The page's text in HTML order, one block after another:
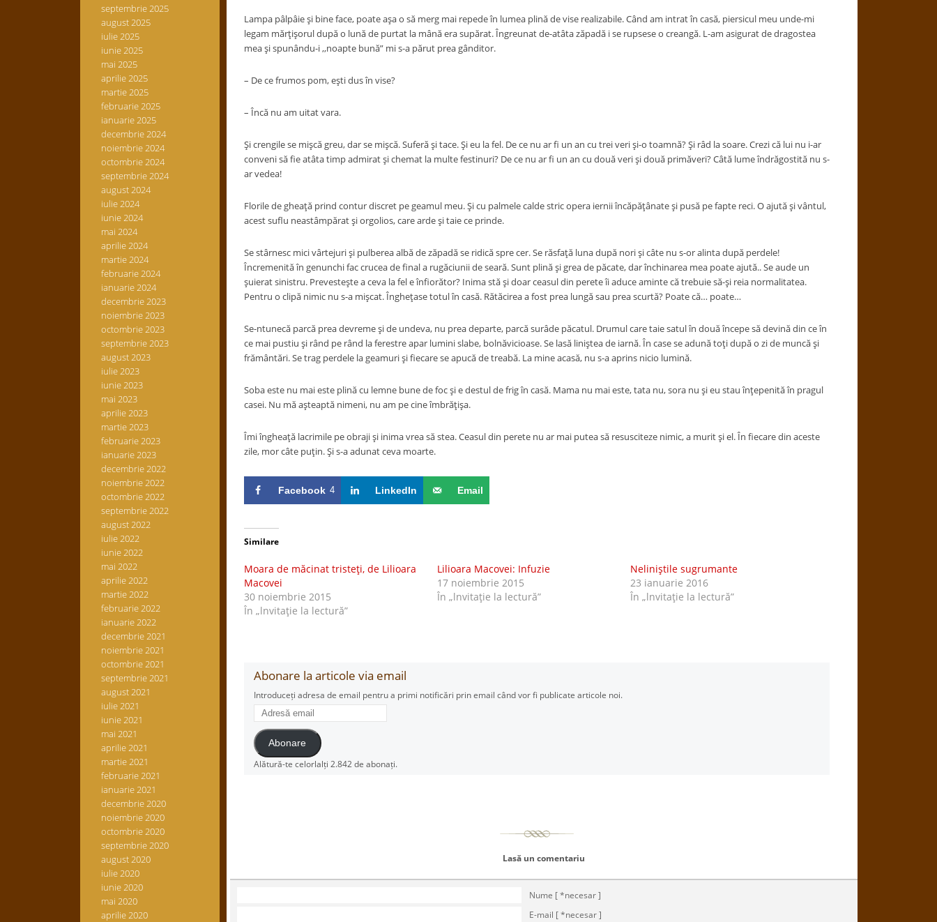
septembrie 2025
august 2025
iulie 2025
iunie 2025
mai 2025
aprilie 2025
martie 2025
februarie 2025
ianuarie 2025
decembrie 2024
noiembrie 2024
octombrie 2024
septembrie 2024
august 2024
iulie 2024
iunie 2024
mai 2024
aprilie 2024
martie 2024
februarie 2024
ianuarie 2024
decembrie 2023
noiembrie 2023
octombrie 2023
septembrie 2023
august 2023
iulie 2023
iunie 2023
mai 2023
aprilie 2023
martie 2023
februarie 2023
ianuarie 2023
decembrie 2022
noiembrie 2022
octombrie 2022
septembrie 2022
august 2022
iulie 2022
iunie 2022
mai 2022
aprilie 2022
martie 2022
februarie 2022
ianuarie 2022
decembrie 2021
noiembrie 2021
octombrie 2021
septembrie 2021
august 2021
iulie 2021
iunie 2021
mai 2021
aprilie 2021
martie 2021
februarie 2021
ianuarie 2021
decembrie 2020
noiembrie 2020
octombrie 2020
septembrie 2020
august 2020
iulie 2020
iunie 2020
mai 2020
aprilie 2020
Lampa pâlpâie şi bine face, poate aşa o să merg mai repede în lumea plină de vise realizabile. Când am intrat în casă, piersicul meu unde-mi
legam mărţişorul după o lună de purtat la mână era supărat. Îngreunat de-atâta zăpadă i se rupsese o creangă. L-am asigurat de dragostea
mea şi spunându-i ,,noapte bună” mi s-a părut prea gânditor.
– De ce frumos pom, eşti dus în vise?
– Încă nu am uitat vara.
Şi crengile se mişcă greu, dar se mişcă. Suferă şi tace. Şi eu la fel. De ce nu ar fi un an cu trei veri şi-o toamnă? Şi râd la soare. Crezi că lui nu i-ar
conveni să fie atâta timp admirat şi chemat la multe festinuri? De ce nu ar fi un an cu două veri şi două primăveri? Câtă lume îndrăgostită nu s-
ar vedea!
Florile de gheaţă prind contur discret pe geamul meu. Şi cu palmele calde stric opera iernii încăpăţânate şi pusă pe fapte reci. O ajută şi vântul,
acest suflu neastâmpărat şi orgolios, care arde şi taie ce prinde.
Se stârnesc mici vârtejuri şi pulberea albă de zăpadă se ridică spre cer. Se răsfaţă luna după nori şi câte nu s-or alinta după perdele!
Încremenită în genunchi fac crucea de final a rugăciunii de seară. Sunt plină şi grea de păcate, dar închinarea mea poate ajută.. Se aude un
şuierat sinistru. Prevesteşte a ceva la fel e înfiorător? Inima stă şi doar ceasul din perete îi aduce aminte că trebuie să-şi reia normalitatea.
Pentru o clipă nimic nu s-a mişcat. Îngheţase totul în casă. Rătăcirea a fost prea lungă sau prea scurtă? Poate că… poate…
Se-ntunecă parcă prea devreme şi de undeva, nu prea departe, parcă surâde păcatul. Drumul care taie satul în două începe să devină din ce în
ce mai pustiu şi rând pe rând la ferestre apar lumini slabe, bolnăvicioase. Se lasă liniştea de iarnă. În case se adună toţi după o zi de muncă şi
frământări. Se trag perdele la geamuri şi fiecare se apucă de treabă. La mine acasă, nu s-a aprins nicio lumină.
Soba este nu mai este plină cu lemne bune de foc şi e destul de frig în casă. Mama nu mai este, tata nu, sora nu şi eu stau înţepenită în pragul
casei. Nu mă aşteaptă nimeni, nu am pe cine îmbrăţişa.
Îmi îngheaţă lacrimile pe obraji şi inima vrea să stea. Ceasul din perete nu ar mai putea să resusciteze nimic, a murit şi el. În fiecare din aceste
zile, mor câte puţin. Şi s-a adunat ceva moarte.
Facebook 4 LinkedIn Email
Similare
Moara de măcinat tristeţi, de Lilioara
Macovei
30 noiembrie 2015
În „lnvitaţie la lectură”
Lilioara Macovei: Infuzie
17 noiembrie 2015
În „lnvitaţie la lectură”
Neliniştile sugrumante
23 ianuarie 2016
În „lnvitaţie la lectură”
Abonare la articole via email
Introduceți adresa de email pentru a primi notificări prin email când vor fi publicate articole noi.
Adresă
email
Abonare
Alătură-te celorlalți 2.842 de abonați.
Lasă un comentariu
Nume [ *necesar ]
E-mail [ *necesar ]